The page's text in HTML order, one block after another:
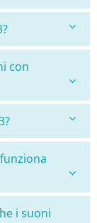
con
i suoni